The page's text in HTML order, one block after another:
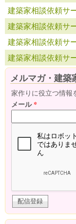
建築家相談依頼サ
建築家相談依頼サ
建築家相談依頼サ
建築家相談依頼サ
メルマガ・建築
家作りに役立つ情報
メール*